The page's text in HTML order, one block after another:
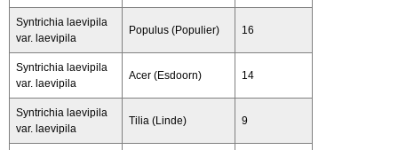
Syntrichia laevipila
var. laevipila
Populus (Populier) 16
Syntrichia laevipila
var. laevipila
Acer (Esdoorn) 14
Syntrichia laevipila
var. laevipila
Tilia (Linde) 9